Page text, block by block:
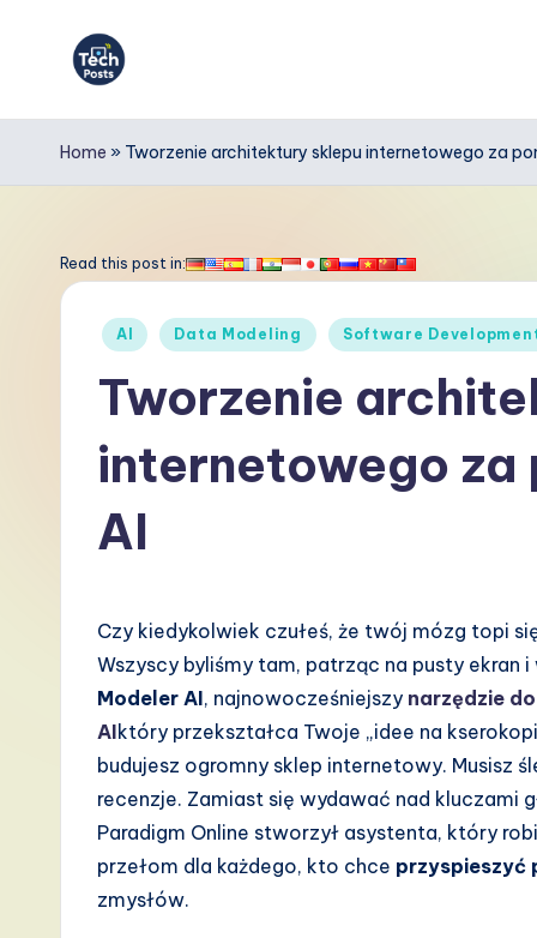
T
e
h
Home » Tworzenie architektury sklepu internetowego za
Read this post in:
Posted
AI Data Modeling Software
Tworzenie
internetowego za
AI
Czy kiedykolwiek czułeś, że twój mózg topi
Wszyscy byliśmy tam, patrząc na pusty
Modeler AI, najnowocześniejszy narzędzie
AIktóry przekształca Twoje „idee na
budujesz ogromny sklep internetowy. Musisz
recenzje. Zamiast się wydawać nad kluczami
Paradigm Online stworzył asystenta, który
przełom dla każdego, kto chce przyspieszyć
zmysłów.